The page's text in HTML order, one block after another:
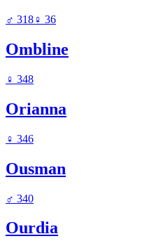
♂ 318♀ 36
Ombline
♀ 348
Orianna
♀ 346
Ousman
♂ 340
Ourdia